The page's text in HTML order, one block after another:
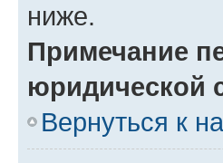
ниже.
Примечание
юридической
Вернуться к